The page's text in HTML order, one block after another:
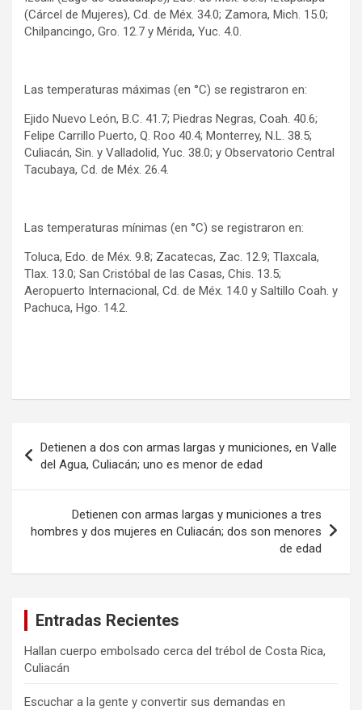
(Cárcel de Mujeres), Cd. de Méx. 34.0; Zamora, Mich. 15.0;
Chilpancingo, Gro. 12.7 y Mérida, Yuc. 4.0.
Las temperaturas máximas (en °C) se registraron en:
Ejido Nuevo León, B.C. 41.7; Piedras Negras, Coah. 40.6;
Felipe Carrillo Puerto, Q. Roo 40.4; Monterrey, N.L. 38.5;
Culiacán, Sin. y Valladolid, Yuc. 38.0; y Observatorio Central
Tacubaya, Cd. de Méx. 26.4.
Las temperaturas mínimas (en °C) se registraron en:
Toluca, Edo. de Méx. 9.8; Zacatecas, Zac. 12.9; Tlaxcala,
Tlax. 13.0; San Cristóbal de las Casas, Chis. 13.5;
Aeropuerto Internacional, Cd. de Méx. 14.0 y Saltillo Coah. y
Pachuca, Hgo. 14.2.
de
entradas
Detienen a dos con armas largas y municiones, en Valle
del Agua, Culiacán; uno es menor de edad
Detienen con armas largas y municiones a tres
hombres y dos mujeres en Culiacán; dos son menores
de edad
Entradas Recientes
Hallan cuerpo embolsado cerca del trébol de Costa Rica,
Culiacán
Escuchar a la gente y convertir sus demandas en